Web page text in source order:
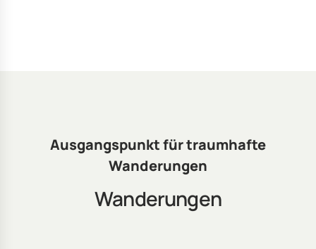
Ausgangspunkt für traumhafte
Wanderungen
Wanderungen